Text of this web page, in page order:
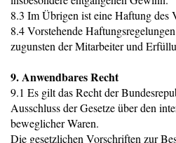
8.3 Im Übrigen ist eine Haftung des
8.4 Vorstehende
zugunsten der Mitarbeiter und
9. Anwendbares Recht
9.1 Es gilt das Recht der
Ausschluss der Gesetze über den
beweglicher Waren.
Die gesetzlichen Vorschriften zur